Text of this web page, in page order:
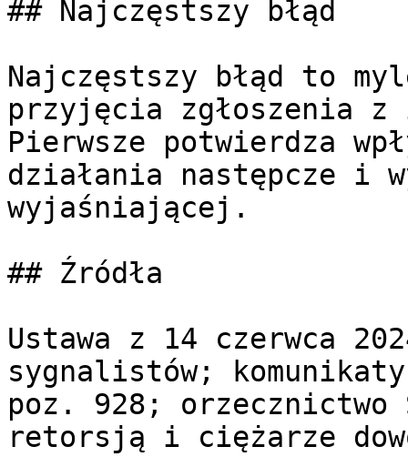
## Najczęstszy błąd
Najczęstszy błąd to
przyjęcia zgłoszenia z
Pierwsze potwierdza
działania następcze i
wyjaśniającej.
## Źródła
Ustawa z 14 czerwca
sygnalistów;
poz. 928; orzecznictwo
retorsją i ciężarze